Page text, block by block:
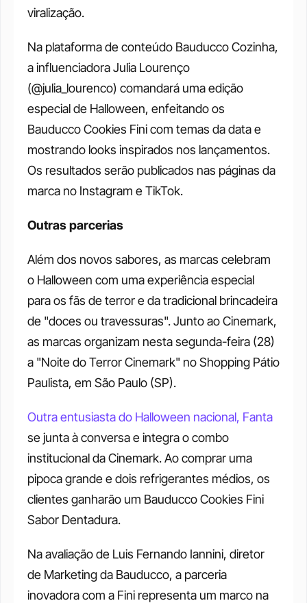
viralização.
Na plataforma de conteúdo Bauducco Cozinha,
a influenciadora Julia Lourenço
(@julia_lourenco) comandará uma edição
especial de Halloween, enfeitando os
Bauducco Cookies Fini com temas da data e
mostrando looks inspirados nos lançamentos.
Os resultados serão publicados nas páginas da
marca no Instagram e TikTok.
Outras parcerias
Além dos novos sabores, as marcas celebram
o Halloween com uma experiência especial
para os fãs de terror e da tradicional brincadeira
de "doces ou travessuras". Junto ao Cinemark,
as marcas organizam nesta segunda-feira (28)
a "Noite do Terror Cinemark" no Shopping Pátio
Paulista, em São Paulo (SP).
Outra entusiasta do Halloween nacional, Fanta
se junta à conversa e integra o combo
institucional da Cinemark. Ao comprar uma
pipoca grande e dois refrigerantes médios, os
clientes ganharão um Bauducco Cookies Fini
Sabor Dentadura.
Na avaliação de Luis Fernando Iannini, diretor
de Marketing da Bauducco, a parceria
inovadora com a Fini representa um marco na